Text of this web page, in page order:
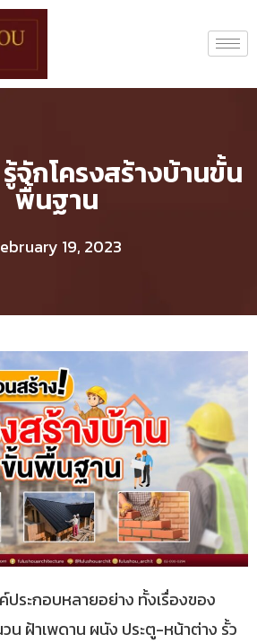
จักโครงสร้างบ้านขั้น
พื้นฐาน
19, 2023
ระกอบหลายอย่าง ทั้งเรื่องของ
น ฝ้าเพดาน ผนัง ประตู-หน้าต่าง รั้ว